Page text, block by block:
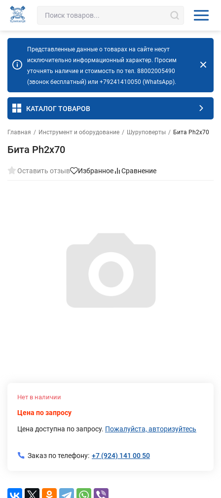
Представленные данные о товарах на сайте несут
исключительно информационный характер. Просим
уточнять наличие и стоимость по тел. 88002005490
(звонок бесплатный) или +79241410050 (WhatsApp).
КАТАЛОГ ТОВАРОВ
Главная / Инструмент и оборудование / Шуруповерты / Бита Ph2х70
Бита Ph2х70
Оставить отзыв Избранное Сравнение
Нет в наличии
Цена по запросу
Цена доступна по запросу. Пожалуйста, авторизуйтесь
Заказ по телефону: +7 (924) 141 00 50